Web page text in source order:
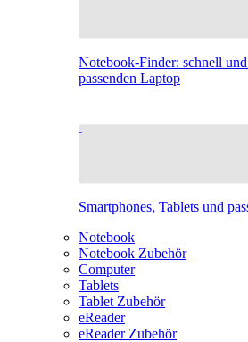
Notebook-Finder: schnell
passenden Laptop
Smartphones, Tablets und
Notebook
Notebook Zubehör
Computer
Tablets
Tablet Zubehör
eReader
eReader Zubehör